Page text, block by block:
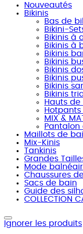
Nouveautés
Bikinis
Bas de
Bikini-
Bikinis à
Bikinis à
Bikinis
Bikinis
Bikinis
Bikinis
Bikinis
Bikinis
Hauts de
MIX &
Maillots de
Mix-Kinis
Tankinis
Grandes
Mode
Chaussures
Sacs de bain
Guide des
COLLECTION
Ignorer les produits